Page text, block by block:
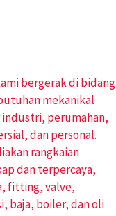
bergerak di bidang
mekanikal
perumahan,
dan personal.
rangkaian
dan terpercaya,
fitting, valve,
baja, boiler, dan oli